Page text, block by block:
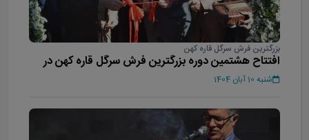
بزرگترین فرش سرگل قاره کهن
افتتاح هشتمین دوره بزرگترین فرش سرگل قاره کهن در
محلات
شنبه 10 آبان 1404